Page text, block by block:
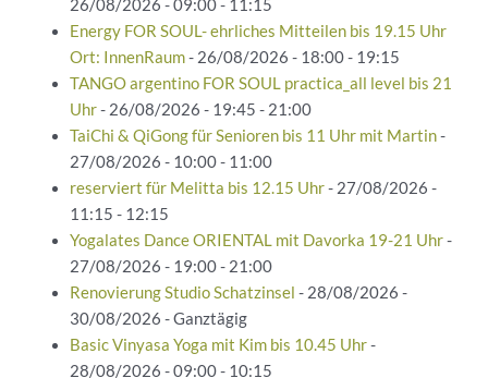
26/08/2026 - 09:00 - 11:15
Energy FOR SOUL- ehrliches Mitteilen bis 19.15 Uhr
Ort: InnenRaum- 26/08/2026 - 18:00 - 19:15
TANGO argentino FOR SOUL practica_all level bis 21
Uhr- 26/08/2026 - 19:45 - 21:00
TaiChi & QiGong für Senioren bis 11 Uhr mit Martin-
27/08/2026 - 10:00 - 11:00
reserviert für Melitta bis 12.15 Uhr- 27/08/2026 -
11:15 - 12:15
Yogalates Dance ORIENTAL mit Davorka 19-21 Uhr-
27/08/2026 - 19:00 - 21:00
Renovierung Studio Schatzinsel - 28/08/2026 -
30/08/2026 - Ganztägig
Basic Vinyasa Yoga mit Kim bis 10.45 Uhr-
28/08/2026 - 09:00 - 10:15